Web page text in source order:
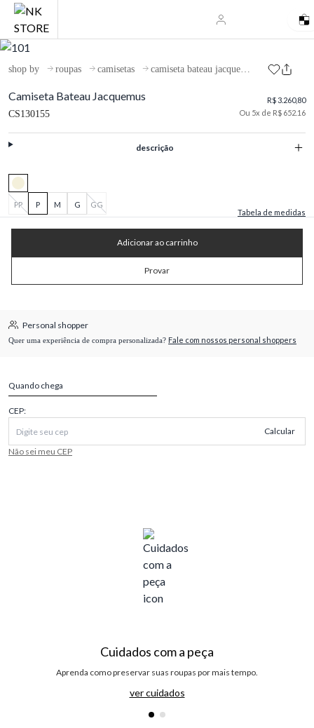
shop by roupas camisetas camiseta bateau jacquemus
Camiseta Bateau Jacquemus
CS130155
R$ 3.260,80
Ou 5x de R$ 652.16
descrição
PP P M G
GG
Tabela de medidas
Adicionar ao carrinho
Provar
Personal shopper
Quer uma experiência de compra personalizada? Fale com nossos personal shoppers
Quando chega
CEP:
Calcular
Não sei meu CEP
Cuidados com a peça
Aprenda como preservar suas roupas por mais tempo.
ver cuidados